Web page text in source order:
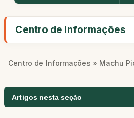
Centro de Informações
Centro de Informações » Machu
Artigos nesta seção